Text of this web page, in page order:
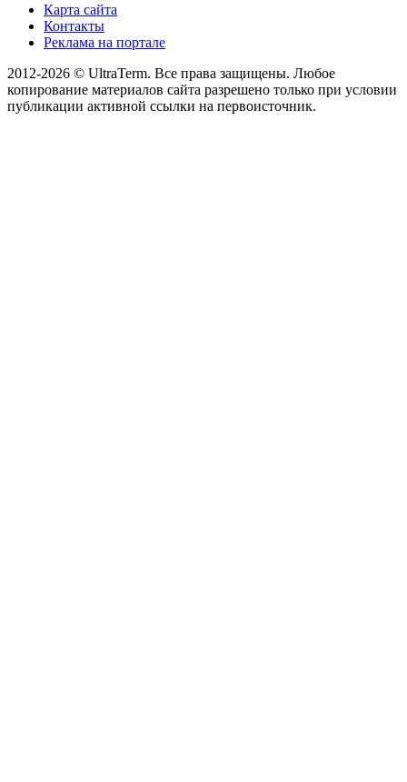
Карта сайта
Контакты
Реклама на портале
2012-2026 © UltraTerm. Все права защищены. Любое
копирование материалов сайта разрешено только при условии
публикации активной ссылки на первоисточник.